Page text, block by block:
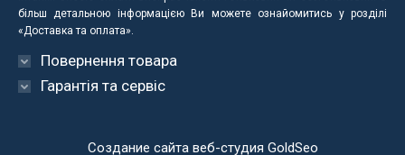
більш детальною інформацією Ви можете ознайомитись у розділі
«Доставка та оплата».
Повернення товара
Гарантія та сервіс
Создание сайта веб-студия GoldSeo